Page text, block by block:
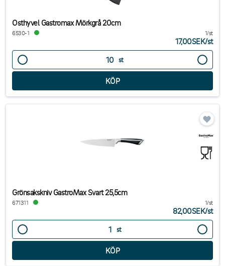
Osthyvel Gastromax Mörkgrå 20cm
6530-1 1/st
17,00SEK/st
st
Grönsakskniv GastroMax Svart 25,5cm
671311 1/st
82,00SEK/st
st